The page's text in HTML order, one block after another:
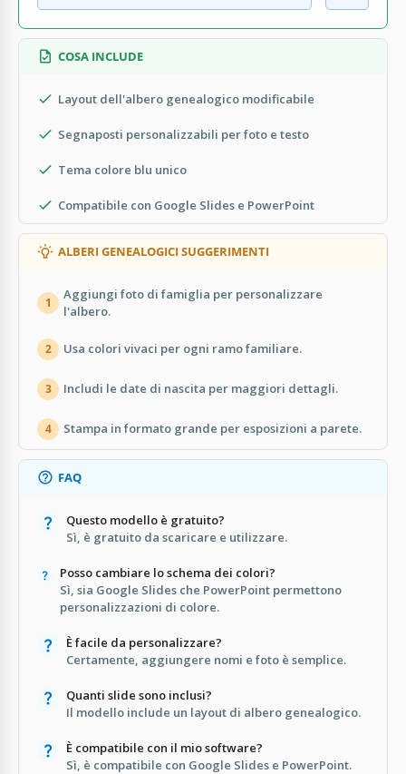
COSA INCLUDE
Layout dell'albero genealogico modificabile
Segnaposti personalizzabili per foto e testo
Tema colore blu unico
Compatibile con Google Slides e PowerPoint
ALBERI GENEALOGICI SUGGERIMENTI
1
Aggiungi foto di famiglia per personalizzare
l'albero.
2 Usa colori vivaci per ogni ramo familiare.
3 Includi le date di nascita per maggiori dettagli.
4 Stampa in formato grande per esposizioni a parete.
FAQ
Questo modello è gratuito?
Sì, è gratuito da scaricare e utilizzare.
Posso cambiare lo schema dei colori?
Sì, sia Google Slides che PowerPoint permettono
personalizzazioni di colore.
È facile da personalizzare?
Certamente, aggiungere nomi e foto è semplice.
Quanti slide sono inclusi?
Il modello include un layout di albero genealogico.
È compatibile con il mio software?
Sì, è compatibile con Google Slides e PowerPoint.